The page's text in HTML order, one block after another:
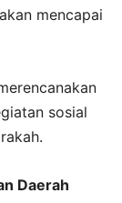
mencapai
sosial
Daerah